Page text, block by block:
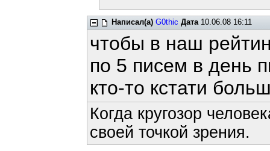
Написал(а) G0thic Дата10.06.08 16:11
чтобы в наш
по 5 писем в день
кто-то кстати
Когда кругозор
своей точкой зрения.